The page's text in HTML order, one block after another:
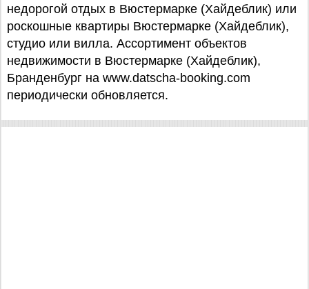
недорогой отдых в Вюстермарке (Хайдеблик) или
роскошные квартиры Вюстермарке (Хайдеблик),
студио или вилла. Ассортимент объектов
недвижимости в Вюстермарке (Хайдеблик),
Бранденбург на www.datscha-booking.com
периодически обновляется.